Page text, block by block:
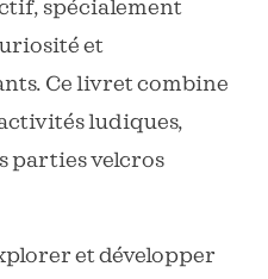
spécialement
et
Ce livret combine
ludiques,
parties velcros
et développer